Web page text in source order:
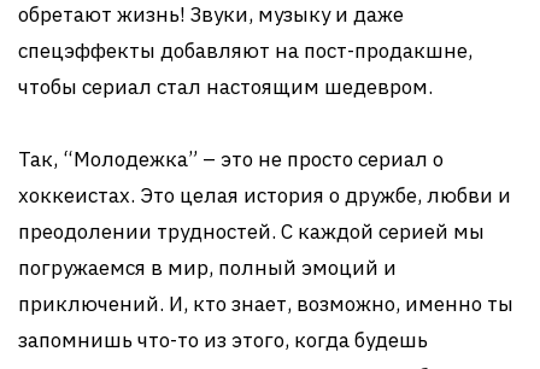
обретают жизнь! Звуки, музыку и даже
спецэффекты добавляют на пост-продакшне,
чтобы сериал стал настоящим шедевром.
Так, “Молодежка” – это не просто сериал о
хоккеистах. Это целая история о дружбе, любви и
преодолении трудностей. С каждой серией мы
погружаемся в мир, полный эмоций и
приключений. И, кто знает, возможно, именно ты
запомнишь что-то из этого, когда будешь